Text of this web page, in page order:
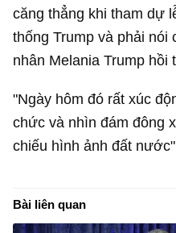
căng thẳng khi tham dự
thống Trump và phải
nhân Melania Trump hồi
"Ngày hôm đó rất xúc
chức và nhìn đám đông
chiếu hình ảnh đất
Bài liên quan